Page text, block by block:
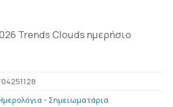
Trends Clouds ημερήσιο
- Σημειωματάρια